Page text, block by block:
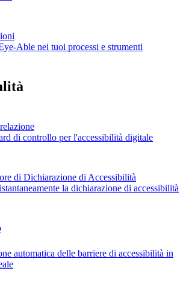
Able nei tuoi processi e strumenti
di controllo per l'accessibilità digitale
di Dichiarazione di Accessibilità
la dichiarazione di accessibilità
automatica delle barriere di accessibilità in